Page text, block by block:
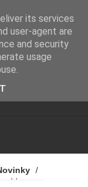
/
its services
user-agent are
and security
usage